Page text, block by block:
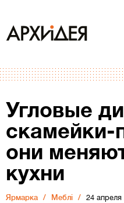
Угловые
они
кухни
Ярмарка Меблі 24 апреля